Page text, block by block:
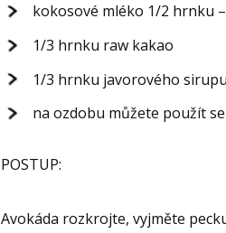
kokosové mléko 1/2 hrnku
1/3 hrnku raw kakao
1/3 hrnku javorového sirupu
na ozdobu můžete použít
POSTUP:
Avokáda rozkrojte, vyjměte